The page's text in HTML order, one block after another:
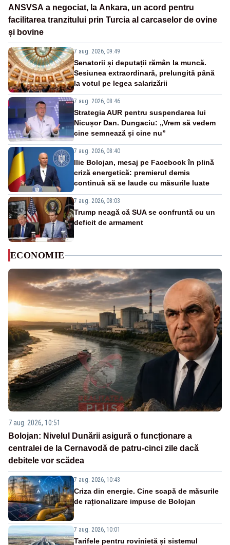
ANSVSA a negociat, la Ankara, un acord pentru
facilitarea tranzitului prin Turcia al carcaselor de ovine
și bovine
7 aug. 2026, 09:49
Senatorii și deputații rămân la muncă.
Sesiunea extraordinară, prelungită până
la votul pe legea salarizării
7 aug. 2026, 08:46
Strategia AUR pentru suspendarea lui
Nicușor Dan. Dungaciu: „Vrem să vedem
cine semnează și cine nu”
7 aug. 2026, 08:40
Ilie Bolojan, mesaj pe Facebook în plină
criză energetică: premierul demis
continuă să se laude cu măsurile luate
7 aug. 2026, 08:03
Trump neagă că SUA se confruntă cu un
deficit de armament
ECONOMIE
7 aug. 2026, 10:51
Bolojan: Nivelul Dunării asigură o funcționare a
centralei de la Cernavodă de patru-cinci zile dacă
debitele vor scădea
7 aug. 2026, 10:43
Criza din energie. Cine scapă de măsurile
de raționalizare impuse de Bolojan
7 aug. 2026, 10:01
Tarifele pentru rovinietă și sistemul